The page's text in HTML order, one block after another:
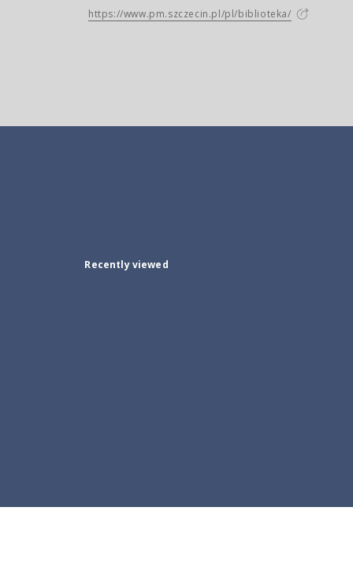
https://www.pm.szczecin.pl/pl/biblioteka/
Recently viewed